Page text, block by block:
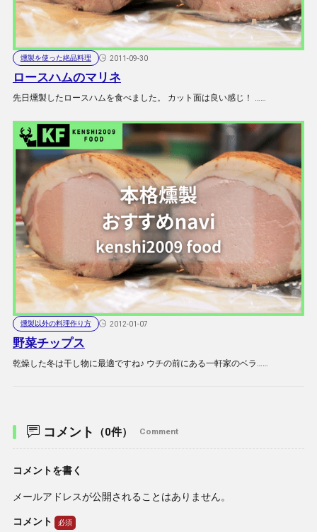
燻製を使った絶品料理 2011-09-30
ロースハムのマリネ
先日燻製したロースハムを食べました。 カット面は良い感じ！ ……
燻製以外の料理作り方 2012-01-07
野菜チップス
乾燥した冬は干し物に最適ですね♪ ウチの前にある一軒家のベラ……
コメント （0件） Comment
コメントを書く
メールアドレスが公開されることはありません。
コメント